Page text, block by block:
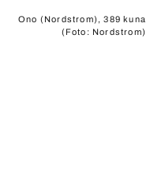
Ono (Nordstrom), 389 kuna
(Foto: Nordstrom)